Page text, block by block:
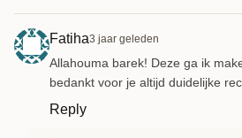
Fatiha3 jaar geleden
Allahouma barek! Deze ga ik
bedankt voor je altijd duidelijke
Reply